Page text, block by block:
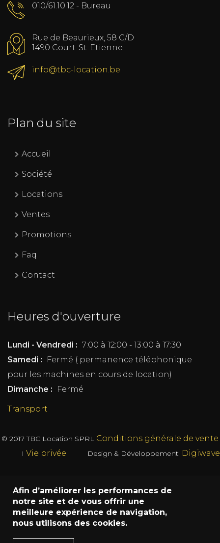
010/61.10.12 - Bureau
Rue de Beaurieux, 58 C/D
1490 Court-St-Etienne
info@tbc-location.be
Plan du site
Accueil
Société
Locations
Ventes
Promotions
Faq
Contact
Heures d'ouverture
Lundi - Vendredi : 7:00 à 12:00 - 13:00 à 17:30
Samedi :
Fermé ( permanence téléphonique
pour les machines en cours de location)
Dimanche :
Fermé
Transport
© 2017TBC Location SPRL Conditions générale de vente
I Vie privée Design & Développement: Digiwave
Afin d’améliorer les performances de
notre site et de vous offrir une
meilleure expérience de navigation,
nous utilisons des cookies.